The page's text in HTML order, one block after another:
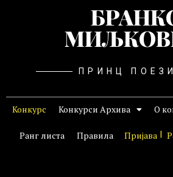
ПРИНЦ
Конкурс Конкурси Архива О
Ранг листа Правила Пријава